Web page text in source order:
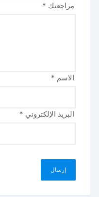
مراجعتك *
الاسم *
البريد الإلكتروني *